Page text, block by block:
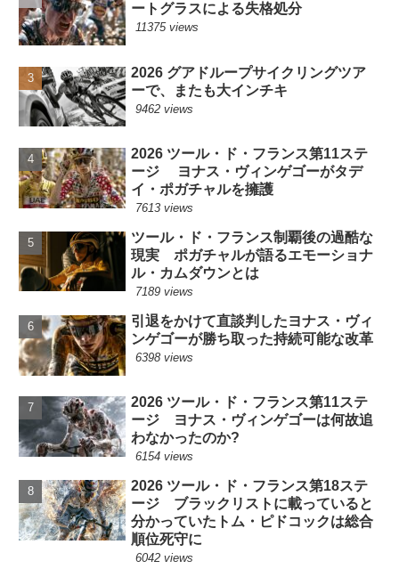
ートグラスによる失格処分
11375 views
2026 グアドループサイクリングツア
ーで、またも大インチキ
9462 views
2026 ツール・ド・フランス第11ステ
ージ ヨナス・ヴィンゲゴーがタデ
イ・ポガチャルを擁護
7613 views
ツール・ド・フランス制覇後の過酷な
現実 ポガチャルが語るエモーショナ
ル・カムダウンとは
7189 views
引退をかけて直談判したヨナス・ヴィ
ンゲゴーが勝ち取った持続可能な改革
6398 views
2026 ツール・ド・フランス第11ステ
ージ ヨナス・ヴィンゲゴーは何故追
わなかったのか?
6154 views
2026 ツール・ド・フランス第18ステ
ージ ブラックリストに載っていると
分かっていたトム・ピドコックは総合
順位死守に
6042 views